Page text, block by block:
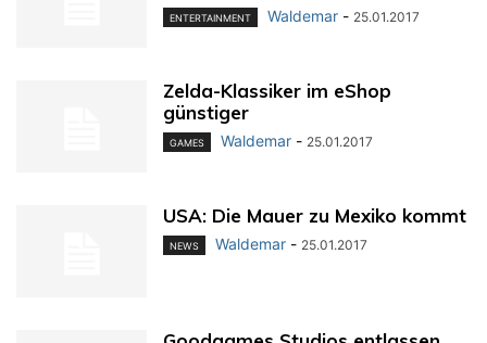
ENTERTAINMENT Waldemar - 25.01.2017
Zelda-Klassiker im eShop
günstiger
GAMES Waldemar - 25.01.2017
USA: Die Mauer zu Mexiko kommt
NEWS Waldemar - 25.01.2017